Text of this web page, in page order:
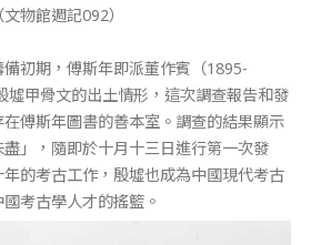
物館週記092）
初期，傅斯年即派董作賓（1895-
墟甲骨文的出土情形，這次調查報告和發
傅斯年圖書的善本室。調查的結果顯示
」，隨即於十月十三日進行第一次發
的考古工作，殷墟也成為中國現代考古
考古學人才的搖籃。